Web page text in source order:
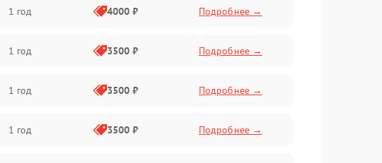
1 год 4000 ₽ Подробнее →
1 год 3500 ₽ Подробнее →
1 год 3500 ₽ Подробнее →
1 год 3500 ₽ Подробнее →